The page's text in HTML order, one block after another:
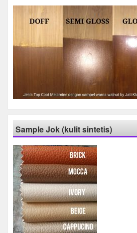
Sample Jok (kulit sintetis)